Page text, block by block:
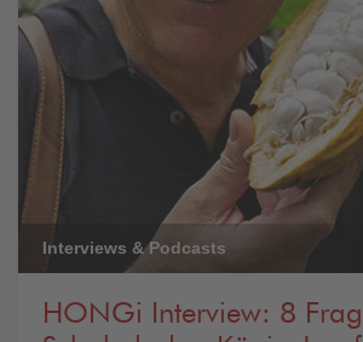
Interviews & Podcasts
HONGi Interview: 8